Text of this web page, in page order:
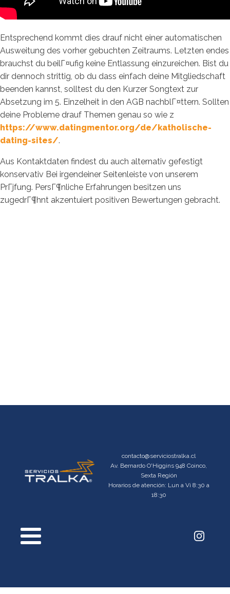
Entsprechend kommt dies drauf nicht einer automatischen
Ausweitung des vorher gebuchten Zeitraums. Letzten endes
brauchst du beilГ¤ufig keine Entlassung einzureichen. Bist du
dir dennoch strittig, ob du dass einfach deine Mitgliedschaft
beenden kannst, solltest du den Kurzer Songtext zur
Absetzung im 5. Einzelheit in den AGB nachblГ¤ttern. Sollten
deine Probleme drauf Themen genau so wie z
https://www.datingmentor.org/de/katholische-
dating-sites/.
Aus Kontaktdaten findest du auch alternativ gefestigt
konservativ Bei irgendeiner Seitenleiste von unserem
PrГјfung. PersГ¶nliche Erfahrungen besitzen uns
zugedrГ¶hnt akzentuiert positiven Bewertungen gebracht.
contacto@serviciostralka.cl
Av. Bernardo O'Higgins 948 Coinco,
Sexta Región
Horarios de atención: Lun a Vi 8:30 a
18:30